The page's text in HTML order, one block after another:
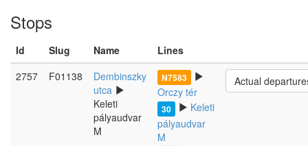
Stops
Id Slug Name
Lines
2757
F01138
Dembinszky
utca
Keleti
pályaudvar
M
N7583
Orczy tér
30
Keleti
pályaudvar
M
Actual